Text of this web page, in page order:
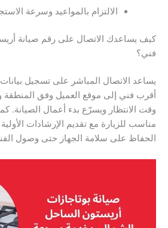
الالتزام بالمواعيد وسرعة
كيف يساعدك الاتصال على رقم صيانة
فني؟
يساعد الاتصال المباشر على تسجيل
أقرب فني إلى موقع العميل وفق المنطقة
وقت الانتظار ويسرّع بدء أعمال الصيانة.
مناسب للزيارة مع تقديم الإرشادات
الحفاظ على سلامة الجهاز حتى وصول